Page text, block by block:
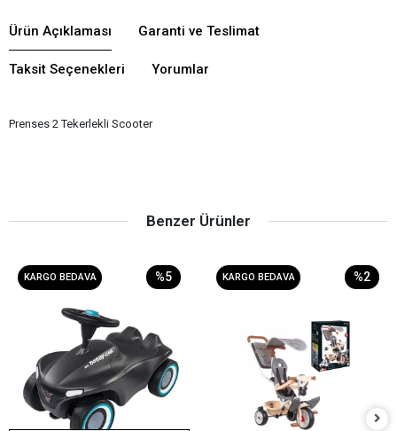
Ürün Açıklaması Garanti ve Teslimat
Taksit Seçenekleri Yorumlar
Prenses 2 Tekerlekli Scooter
Benzer Ürünler
KARGO BEDAVA %5 KARGO BEDAVA %2